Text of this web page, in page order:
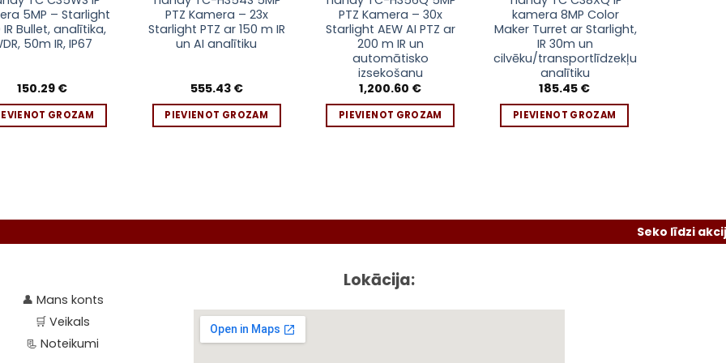
5MP – Starlight
IR Bullet, analītika,
50m IR, IP67
150.29 €
GROZAM
PTZ Kamera – 23x
Starlight PTZ ar 150 m IR
un AI analītiku
555.43 €
PIEVIENOT GROZAM
PTZ Kamera – 30x
Starlight AEW AI PTZ ar
200 m IR un
automātisko
izsekošanu
1,200.60 €
PIEVIENOT GROZAM
kamera 8MP Color
Maker Turret ar Starlight,
IR 30m un
cilvēku/transportlīdzekļu
analītiku
185.45 €
PIEVIENOT GROZAM
Seko līdzi akcijām un
👤 Mans konts
🛒Veikals
📃Noteikumi
Lokācija: